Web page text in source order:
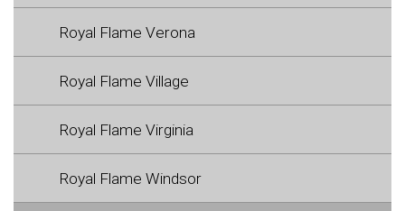
Royal Flame Verona
Royal Flame Village
Royal Flame Virginia
Royal Flame Windsor